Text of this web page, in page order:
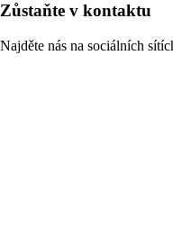
Zůstaňte v kontaktu
Najděte nás na sociálních